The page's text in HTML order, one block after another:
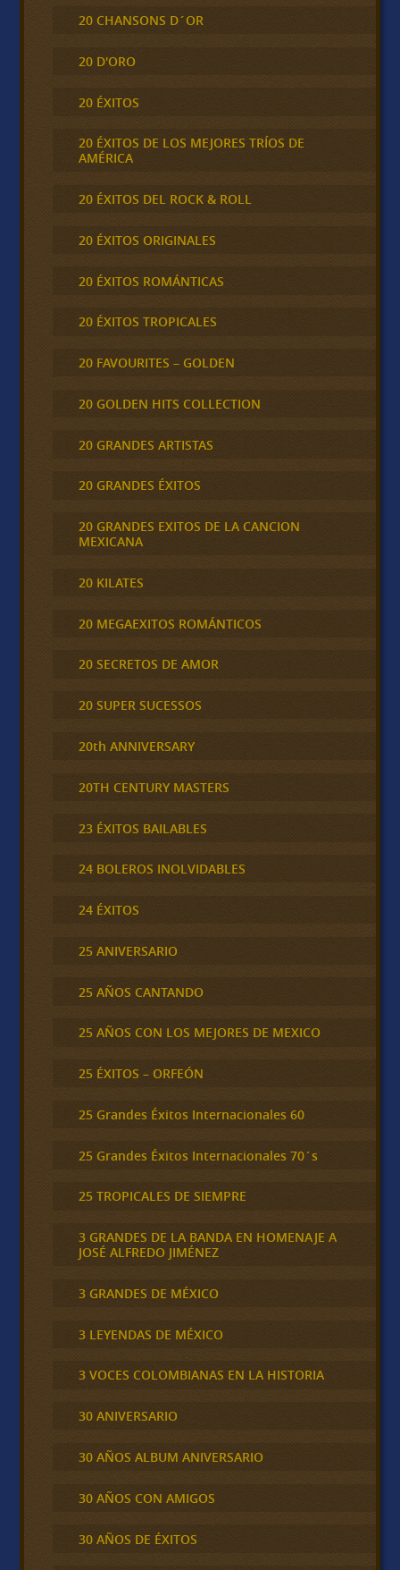
20 CHANSONS D´OR
20 D'ORO
20 ÉXITOS
20 ÉXITOS DE LOS MEJORES TRÍOS DE
AMÉRICA
20 ÉXITOS DEL ROCK & ROLL
20 ÉXITOS ORIGINALES
20 ÉXITOS ROMÁNTICAS
20 ÉXITOS TROPICALES
20 FAVOURITES – GOLDEN
20 GOLDEN HITS COLLECTION
20 GRANDES ARTISTAS
20 GRANDES ÉXITOS
20 GRANDES EXITOS DE LA CANCION
MEXICANA
20 KILATES
20 MEGAEXITOS ROMÁNTICOS
20 SECRETOS DE AMOR
20 SUPER SUCESSOS
20th ANNIVERSARY
20TH CENTURY MASTERS
23 ÉXITOS BAILABLES
24 BOLEROS INOLVIDABLES
24 ÉXITOS
25 ANIVERSARIO
25 AÑOS CANTANDO
25 AÑOS CON LOS MEJORES DE MEXICO
25 ÉXITOS – ORFEÓN
25 Grandes Éxitos Internacionales 60
25 Grandes Éxitos Internacionales 70´s
25 TROPICALES DE SIEMPRE
3 GRANDES DE LA BANDA EN HOMENAJE A
JOSÉ ALFREDO JIMÉNEZ
3 GRANDES DE MÉXICO
3 LEYENDAS DE MÉXICO
3 VOCES COLOMBIANAS EN LA HISTORIA
30 ANIVERSARIO
30 AÑOS ALBUM ANIVERSARIO
30 AÑOS CON AMIGOS
30 AÑOS DE ÉXITOS